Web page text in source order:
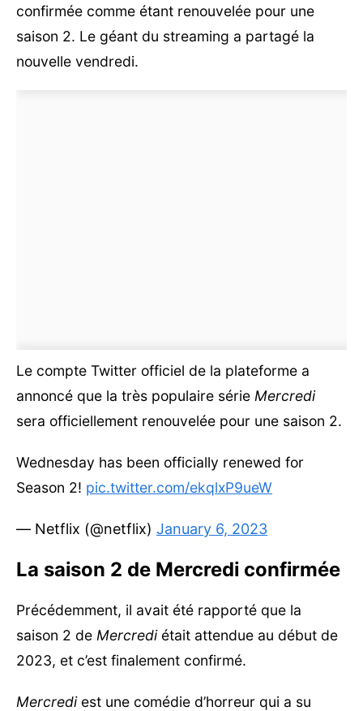
confirmée comme étant renouvelée pour une
saison 2. Le géant du streaming a partagé la
nouvelle vendredi.
Le compte Twitter officiel de la plateforme a
annoncé que la très populaire série Mercredi
sera officiellement renouvelée pour une saison 2.
Wednesday has been officially renewed for
Season 2! pic.twitter.com/ekqlxP9ueW
— Netflix (@netflix) January 6, 2023
La saison 2 de Mercredi confirmée
Précédemment, il avait été rapporté que la
saison 2 de Mercrediétait attendue au début de
2023, et c’est finalement confirmé.
Mercrediest une comédie d’horreur qui a su